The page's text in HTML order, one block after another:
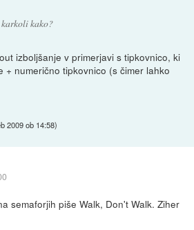
kako?
izboljšanje v primerjavi s tipkovnico, ki
+ numerično tipkovnico (s čimer lahko
2009 ob 14:58)
semaforjih piše Walk, Don't Walk. Ziher